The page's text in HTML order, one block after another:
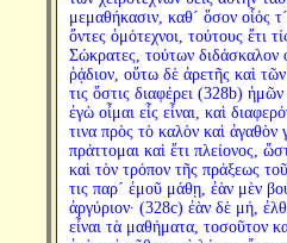
μεμαθήκασιν, καθ´ ὅσον οἷός
ὄντες ὁμότεχνοι, τούτους ἔτι
Σώκρατες, τούτων διδάσκαλον
ῥᾴδιον, οὕτω δὲ ἀρετῆς καὶ
τις ὅστις διαφέρει (328b)
ἐγὼ οἶμαι εἷς εἶναι, καὶ
τινα πρὸς τὸ καλὸν καὶ ἀγαθὸν
πράττομαι καὶ ἔτι πλείονος,
καὶ τὸν τρόπον τῆς πράξεως
τις παρ´ ἐμοῦ μάθῃ, ἐὰν μὲν
ἀργύριον· (328c) ἐὰν δὲ μή,
εἶναι τὰ μαθήματα, τοσοῦτον